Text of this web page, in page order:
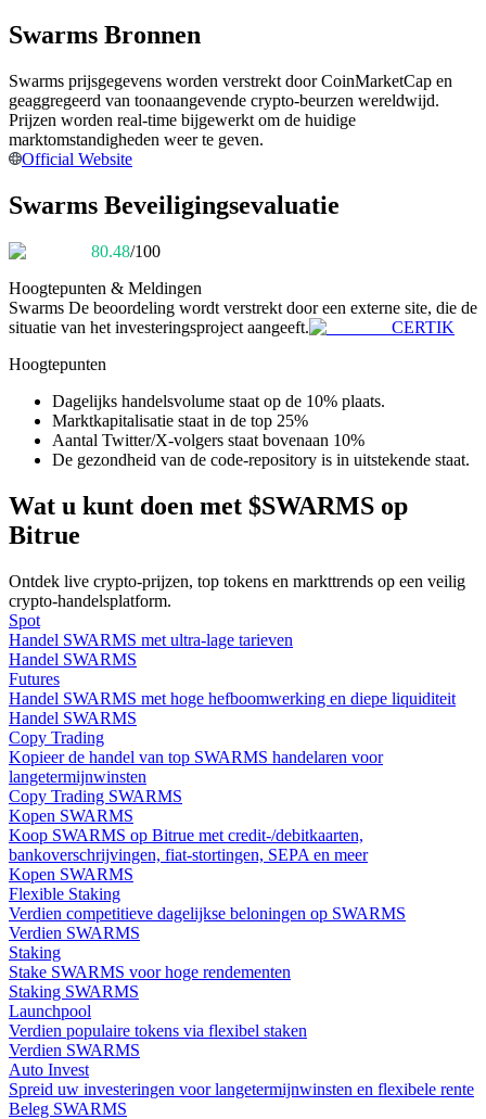
Word een Copy Trader
Geniet van winstdeling en copy trading commissies
Informatie
Big data-analyse inclusief handelsinformatie, enz.
Futures-startgids
Handelsstrategieën
Leer hoe u winstgevend kunt blijven
Verdienen
Swarms Bronnen
Swarms prijsgegevens worden verstrekt door CoinMarketCap en
geaggregeerd van toonaangevende crypto-beurzen wereldwijd.
Prijzen worden real-time bijgewerkt om de huidige
marktomstandigheden weer te geven.
Official Website
Swarms Beveiligingsevaluatie
80.48/100
Hoogtepunten & Meldingen
Swarms De beoordeling wordt verstrekt door een externe site, die de
situatie van het investeringsproject aangeeft.
CERTIK
Hoogtepunten
Dagelijks handelsvolume staat op de 10% plaats.
Marktkapitalisatie staat in de top 25%
Aantal Twitter/X-volgers staat bovenaan 10%
De gezondheid van de code-repository is in uitstekende staat.
Wat u kunt doen met $SWARMS op
Bitrue
Ontdek live crypto-prijzen, top tokens en markttrends op een veilig
crypto-handelsplatform.
Spot
Handel SWARMS met ultra-lage tarieven
Handel SWARMS
Futures
Handel SWARMS met hoge hefboomwerking en diepe liquiditeit
Handel SWARMS
Copy Trading
Kopieer de handel van top SWARMS handelaren voor
langetermijnwinsten
Copy Trading SWARMS
Kopen SWARMS
Koop SWARMS op Bitrue met credit-/debitkaarten,
bankoverschrijvingen, fiat-stortingen, SEPA en meer
Kopen SWARMS
Flexible Staking
Verdien competitieve dagelijkse beloningen op SWARMS
Verdien SWARMS
Staking
Stake SWARMS voor hoge rendementen
Staking SWARMS
Launchpool
Verdien populaire tokens via flexibel staken
Verdien SWARMS
Auto Invest
Spreid uw investeringen voor langetermijnwinsten en flexibele rente
Beleg SWARMS